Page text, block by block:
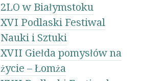
2LO w Białymstoku
XVI Podlaski Festiwal
Nauki i Sztuki
XVII Giełda pomysłów na
życie – Łomża